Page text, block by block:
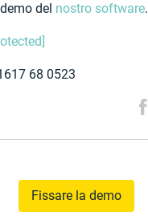
del nostro software.
68 0523
Fissare la demo